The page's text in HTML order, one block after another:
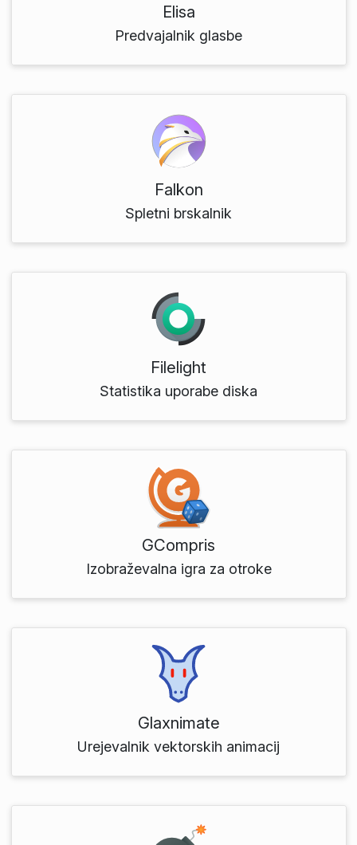
Elisa
Predvajalnik glasbe
Falkon
Spletni brskalnik
Filelight
Statistika uporabe diska
GCompris
Izobraževalna igra za otroke
Glaxnimate
Urejevalnik vektorskih animacij